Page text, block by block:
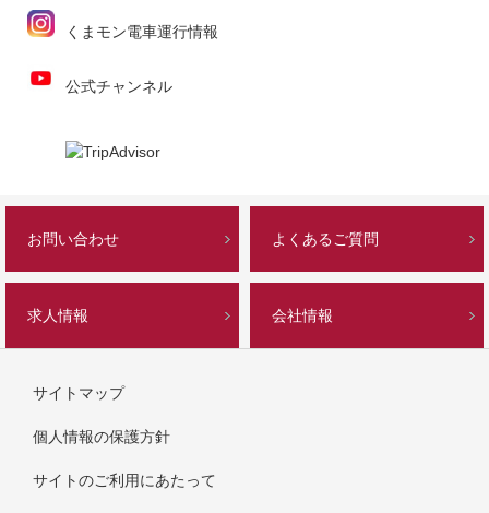
くまモン電車運行情報
公式チャンネル
お問い合わせ よくあるご質問
求人情報 会社情報
サイトマップ
個人情報の保護方針
サイトのご利用にあたって